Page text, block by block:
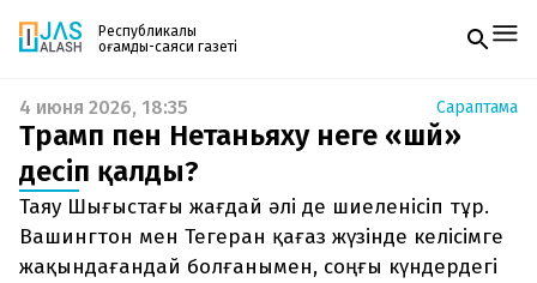
Республикалық
қоғамдық-саяси газеті
Жаңалықтар
Спорт
Live
Руханият
Аймақ
Архив
Заң және тәртіп
Газетке жазылу
PDF форматтағы газетті ай сайын электронды
поштаңызға алып отырыңыз. Жаңа нөмір
шыққан сәтте сізге бірден жіберіледі. Тек email
енгізіңіз, біз қалғанын өзіміз жібереміз.
4 июня 2026, 18:35 Сараптама
Трамп пен Нетаньяху неге «шәй»
десіп қалды?
Таяу Шығыстағы жағдай әлі де шиеленісіп тұр.
Вашингтон мен Тегеран қағаз жүзінде келісімге
жақындағандай болғанымен, соңғы күндердегі